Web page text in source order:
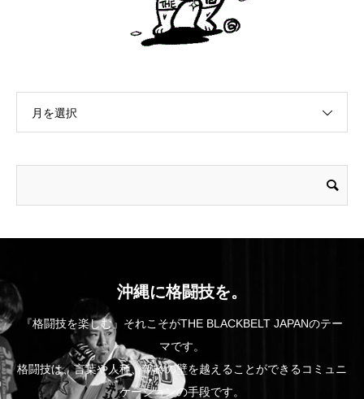
月を選択
沖縄に格闘技を。
『格闘技を楽しむ』それこそがTHE BLACKBELT JAPANのテー
マです。
格闘技は、言葉や人種、年齢の壁を越えることができるコミュニ
ケーションの手段です。